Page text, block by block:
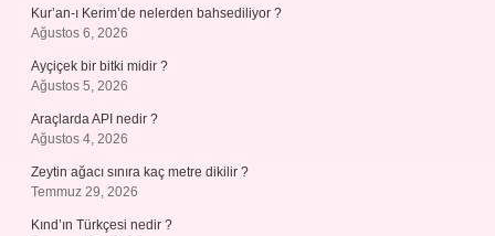
Kur’an-ı Kerim’de nelerden bahsediliyor ?
Ağustos 6, 2026
Ayçiçek bir bitki midir ?
Ağustos 5, 2026
Araçlarda API nedir ?
Ağustos 4, 2026
Zeytin ağacı sınıra kaç metre dikilir ?
Temmuz 29, 2026
Kınd’ın Türkçesi nedir ?